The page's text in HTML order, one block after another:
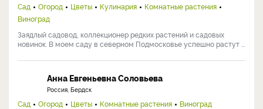
Сад Огород Цветы Кулинария
Комнатные растения
Виноград
Заядлый садовод, коллекционер редких растений и садовых
новинок. В моем саду в северном Подмосковье успешно растут ...
Анна Евгеньевна Соловьева
Россия, Бердск
Сад Огород Цветы Комнатные растения
Виноград